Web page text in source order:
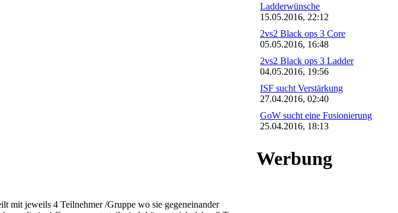
mit jeweils 4 Teilnehmer /Gruppe wo sie gegeneinander
Ladderwünsche
15.05.2016, 22:12
2vs2 Black ops 3 Core
05.05.2016, 16:48
2vs2 Black ops 3 Ladder
04.05.2016, 19:56
ISF sucht Verstärkung
27.04.2016, 02:40
GoW sucht eine Fusionierung
25.04.2016, 18:13
Werbung